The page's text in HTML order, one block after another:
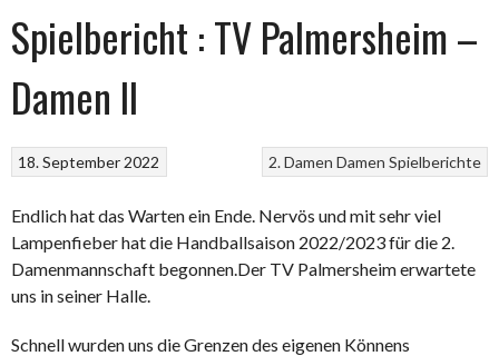
Spielbericht : TV Palmersheim –
Damen II
2. Damen Damen Spielberichte
18. September 2022
Endlich hat das Warten ein Ende. Nervös und mit sehr viel
Lampenfieber hat die Handballsaison 2022/2023 für die 2.
Damenmannschaft begonnen.Der TV Palmersheim erwartete
uns in seiner Halle.
Schnell wurden uns die Grenzen des eigenen Könnens